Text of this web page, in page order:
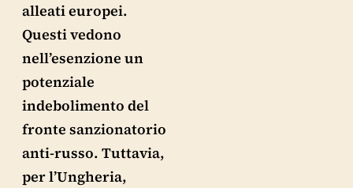
alleati europei.
Questi vedono
nell’esenzione un
potenziale
indebolimento del
fronte sanzionatorio
anti-russo. Tuttavia,
per l’Ungheria,